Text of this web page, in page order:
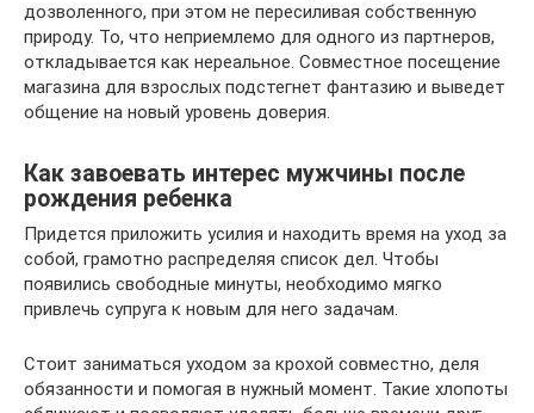
дозволенного, при этом не пересиливая собственную
природу. То, что неприемлемо для одного из партнеров,
откладывается как нереальное. Совместное посещение
магазина для взрослых подстегнет фантазию и выведет
общение на новый уровень доверия.
Как завоевать интерес мужчины после
рождения ребенка
Придется приложить усилия и находить время на уход за
собой, грамотно распределяя список дел. Чтобы
появились свободные минуты, необходимо мягко
привлечь супруга к новым для него задачам.
Стоит заниматься уходом за крохой совместно, деля
обязанности и помогая в нужный момент. Такие хлопоты